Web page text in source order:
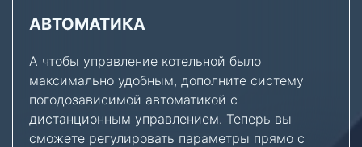
АВТОМАТИКА
А чтобы управление котельной было
максимально удобным, дополните систему
погодозависимой автоматикой с
дистанционным управлением. Теперь вы
сможете регулировать параметры прямо с